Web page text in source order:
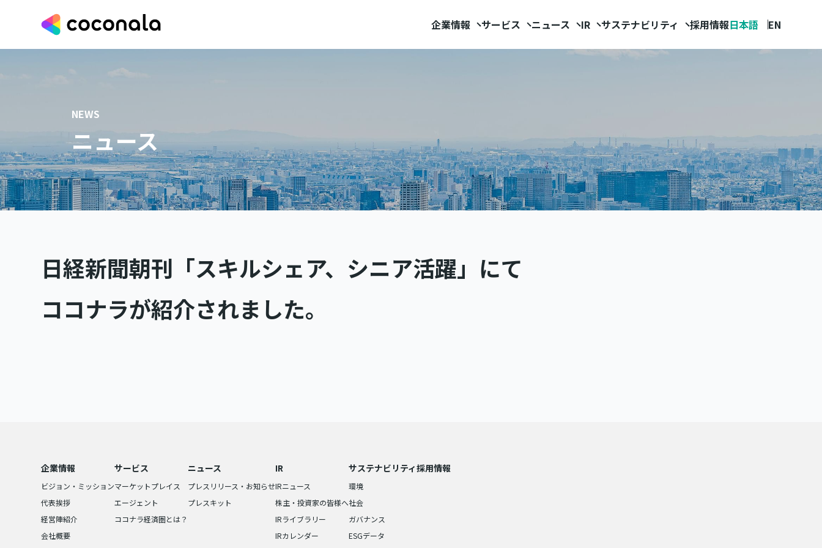
企業情報 サービス ニュース IR サステナビリティ 採用情報日本語 EN
NEWS
ニュース
日経新聞朝刊「スキルシェア、シニア活躍」にて
ココナラが紹介されました。
企業情報
ビジョン・ミッション
代表挨拶
経営陣紹介
会社概要
サービス
マーケットプレイス
エージェント
ココナラ経済圏とは？
ニュース
プレスリリース・お知らせ
プレスキット
IR
IRニュース
株主・投資家の皆様へ
IRライブラリー
IRカレンダー
サステナビリティ
環境
社会
ガバナンス
ESGデータ
採用情報